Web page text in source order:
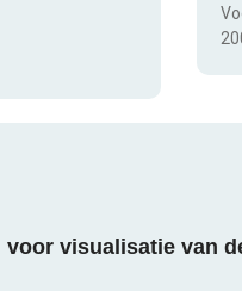
voor visualisatie van